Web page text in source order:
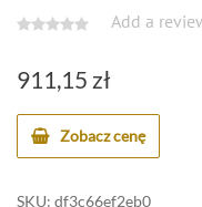
Add a
911,15 zł
Zobacz cenę
SKU: df3c66ef2eb0